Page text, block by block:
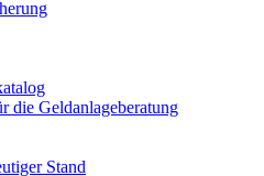
die Geldanlageberatung
Stand